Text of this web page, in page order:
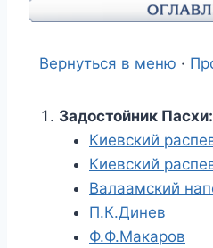
Вернуться в меню ·
Задостойник Пасхи:
Киевский
Киевский
Валаамский
П.К.Динев
Ф.Ф.Макаров